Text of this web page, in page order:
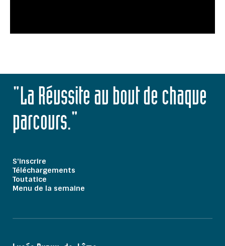
"La Réussite au bout de chaque
parcours."
S'inscrire
Téléchargements
Toutatice
Menu de la semaine